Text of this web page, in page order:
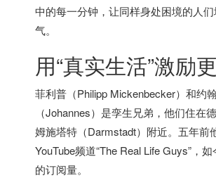
中的每一分钟，让同样身处困境的人
气。
用“真实生活”激励
菲利普（Philipp Mickenbecker）和约
（Johannes）是孪生兄弟，他们住在
姆施塔特（Darmstadt）附近。五年前
YouTube频道“The Real Life Guys”，
的订阅量。